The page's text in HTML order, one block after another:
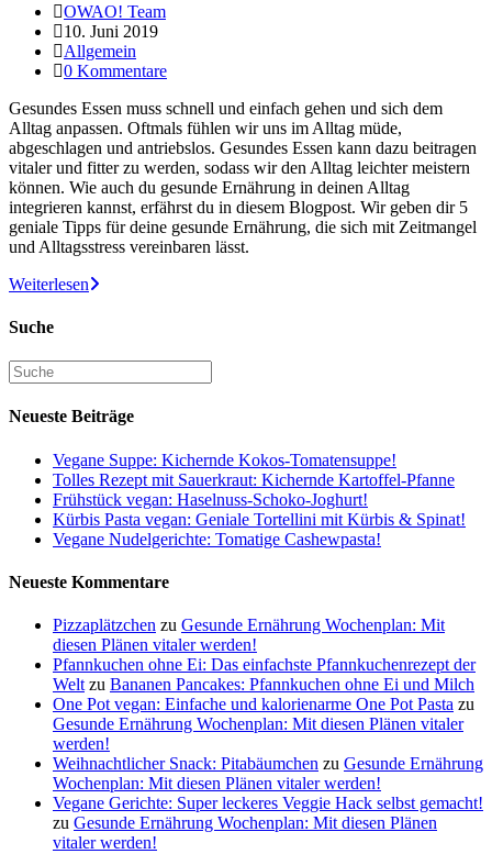
OWAO! Team
10. Juni 2019
Allgemein
0 Kommentare
Gesundes Essen muss schnell und einfach gehen und sich dem
Alltag anpassen. Oftmals fühlen wir uns im Alltag müde,
abgeschlagen und antriebslos. Gesundes Essen kann dazu beitragen
vitaler und fitter zu werden, sodass wir den Alltag leichter meistern
können. Wie auch du gesunde Ernährung in deinen Alltag
integrieren kannst, erfährst du in diesem Blogpost. Wir geben dir 5
geniale Tipps für deine gesunde Ernährung, die sich mit Zeitmangel
und Alltagsstress vereinbaren lässt.
Weiterlesen
Suche
Neueste Beiträge
Vegane Suppe: Kichernde Kokos-Tomatensuppe!
Tolles Rezept mit Sauerkraut: Kichernde Kartoffel-Pfanne
Frühstück vegan: Haselnuss-Schoko-Joghurt!
Kürbis Pasta vegan: Geniale Tortellini mit Kürbis & Spinat!
Vegane Nudelgerichte: Tomatige Cashewpasta!
Neueste Kommentare
Pizzaplätzchen zu Gesunde Ernährung Wochenplan: Mit
diesen Plänen vitaler werden!
Pfannkuchen ohne Ei: Das einfachste Pfannkuchenrezept der
Welt zu Bananen Pancakes: Pfannkuchen ohne Ei und Milch
One Pot vegan: Einfache und kalorienarme One Pot Pasta zu
Gesunde Ernährung Wochenplan: Mit diesen Plänen vitaler
werden!
Weihnachtlicher Snack: Pitabäumchen zu Gesunde Ernährung
Wochenplan: Mit diesen Plänen vitaler werden!
Vegane Gerichte: Super leckeres Veggie Hack selbst gemacht!
zu Gesunde Ernährung Wochenplan: Mit diesen Plänen
vitaler werden!